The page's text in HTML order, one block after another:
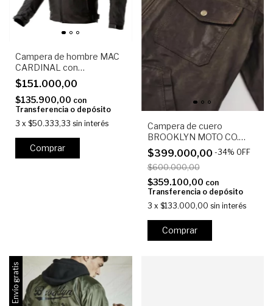
Campera de hombre MAC
CARDINAL con
protecciones
$151.000,00
$135.900,00 con
Transferencia o depósito
3 x $50.333,33 sin interés
Comprar
Campera de cuero
BROOKLYN MOTO CO.
Bloomington marrón
oscuro
$399.000,00 -34% OFF
$600.000,00
$359.100,00 con
Transferencia o depósito
3 x $133.000,00 sin interés
Comprar
Envío gratis